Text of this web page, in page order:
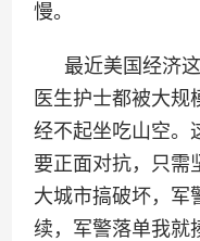
慢。
最近美国经济
医生护士都被大规
经不起坐吃山空。
要正面对抗，只需
大城市搞破坏，军
续，军警落单我就